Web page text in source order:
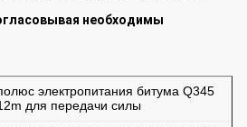
необходимы
электропитания битума Q345
для передачи силы